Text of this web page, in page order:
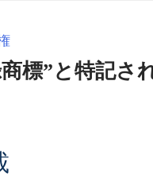
標”と特記さ